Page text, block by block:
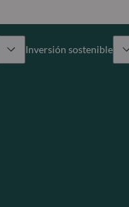
Inversión sostenible